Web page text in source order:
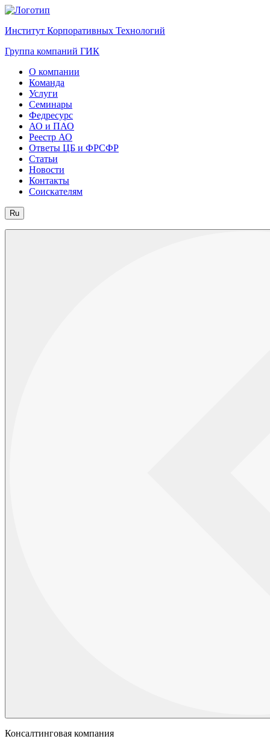
Институт Корпоративных Технологий
Группа компаний ГИК
О компании
Команда
Услуги
Семинары
Федресурс
АО и ПАО
Реестр АО
Ответы ЦБ и ФРСФР
Статьи
Новости
Контакты
Соискателям
Ru
Консалтинговая компания